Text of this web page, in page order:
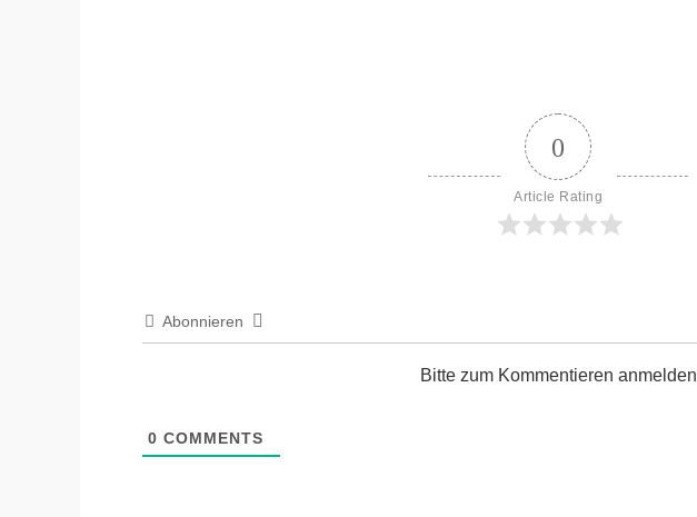
0
Article Rating
Abonnieren
Bitte zum Kommentieren anmelden
0 COMMENTS